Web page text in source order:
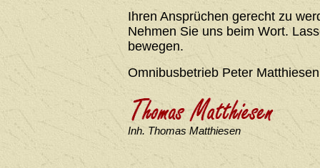
Ihren Ansprüchen gerecht zu
Nehmen Sie uns beim Wort.
bewegen.
Omnibusbetrieb Peter Matthiesen
Inh. Thomas Matthiesen